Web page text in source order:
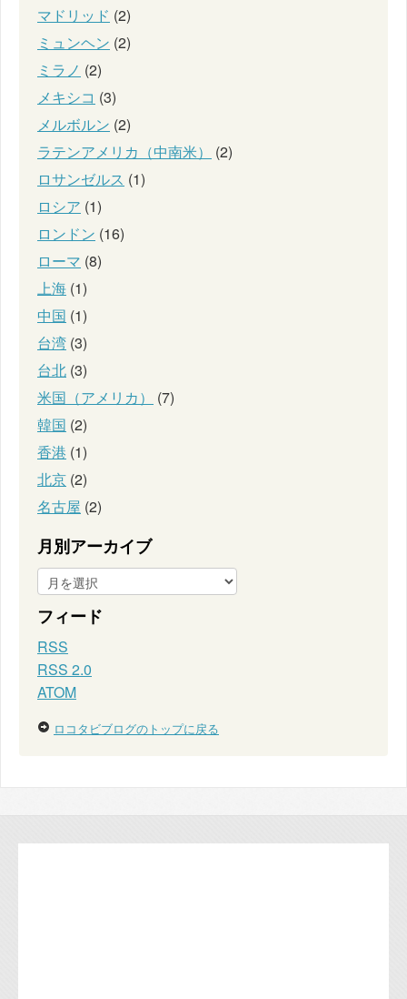
マドリッド (2)
ミュンヘン (2)
ミラノ (2)
メキシコ (3)
メルボルン (2)
ラテンアメリカ（中南米）
(2)
ロサンゼルス (1)
ロシア (1)
ロンドン (16)
ローマ (8)
上海 (1)
中国 (1)
台湾 (3)
台北 (3)
米国（アメリカ）
(7)
韓国 (2)
香港 (1)
北京 (2)
名古屋 (2)
月別アーカイブ
フィード
RSS
RSS 2.0
ATOM
ロコタビブログのトップに戻る